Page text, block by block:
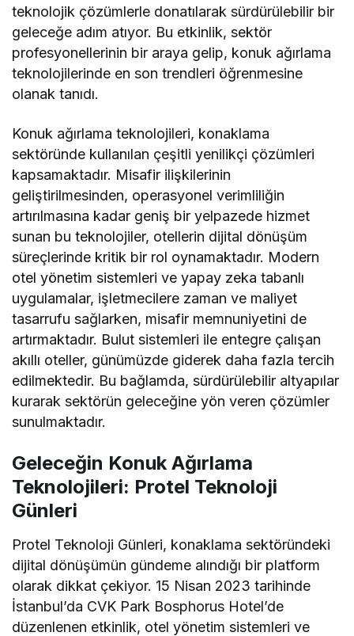
teknolojik çözümlerle donatılarak sürdürülebilir bir
geleceğe adım atıyor. Bu etkinlik, sektör
profesyonellerinin bir araya gelip, konuk ağırlama
teknolojilerinde en son trendleri öğrenmesine
olanak tanıdı.
Konuk ağırlama teknolojileri, konaklama
sektöründe kullanılan çeşitli yenilikçi çözümleri
kapsamaktadır. Misafir ilişkilerinin
geliştirilmesinden, operasyonel verimliliğin
artırılmasına kadar geniş bir yelpazede hizmet
sunan bu teknolojiler, otellerin dijital dönüşüm
süreçlerinde kritik bir rol oynamaktadır. Modern
otel yönetim sistemleri ve yapay zeka tabanlı
uygulamalar, işletmecilere zaman ve maliyet
tasarrufu sağlarken, misafir memnuniyetini de
artırmaktadır. Bulut sistemleri ile entegre çalışan
akıllı oteller, günümüzde giderek daha fazla tercih
edilmektedir. Bu bağlamda, sürdürülebilir altyapılar
kurarak sektörün geleceğine yön veren çözümler
sunulmaktadır.
Geleceğin Konuk Ağırlama
Teknolojileri: Protel Teknoloji
Günleri
Protel Teknoloji Günleri, konaklama sektöründeki
dijital dönüşümün gündeme alındığı bir platform
olarak dikkat çekiyor. 15 Nisan 2023 tarihinde
İstanbul’da CVK Park Bosphorus Hotel’de
düzenlenen etkinlik, otel yönetim sistemleri ve